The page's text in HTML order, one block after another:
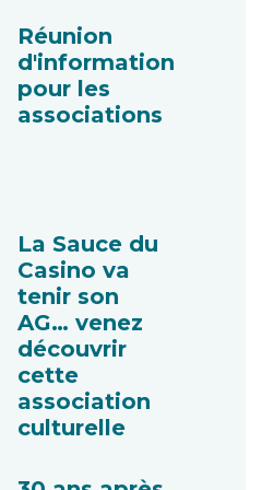
Réunion
d'information
pour les
associations
La Sauce du
Casino va
tenir son
AG… venez
découvrir
cette
association
culturelle